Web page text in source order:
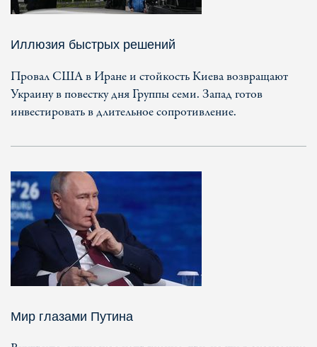
Иллюзия быстрых решений
Провал США в Иране и стойкость Киева возвращают
Украину в повестку дня Группы семи. Запад готов
инвестировать в длительное сопротивление.
Мир глазами Путина